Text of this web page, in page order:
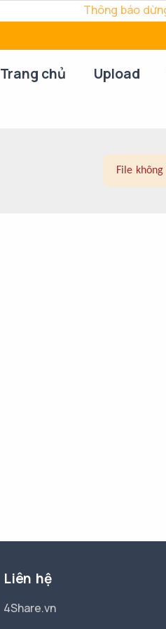
Thông báo
Trang chủ Upload
File
Liên hệ
4Share.vn